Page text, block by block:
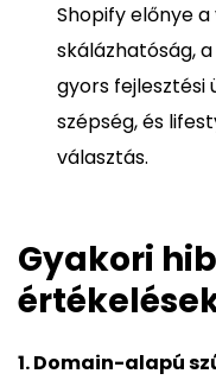
Shopify előnye
skálázhatóság,
gyors fejlesztési
szépség, és
választás.
Gyakori
1. Domain-alapú